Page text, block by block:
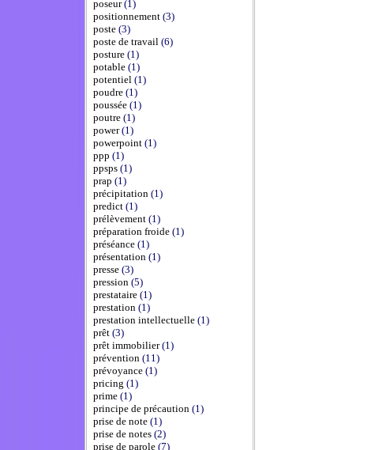
poseur(1)
positionnement (3)
poste (3)
poste de travail (6)
posture (1)
potable (1)
potentiel (1)
poudre (1)
poussée (1)
poutre (1)
power(1)
powerpoint (1)
ppp (1)
ppsps (1)
prap (1)
précipitation (1)
predict (1)
prélèvement (1)
préparation froide (1)
préséance (1)
présentation (1)
presse (3)
pression (5)
prestataire (1)
prestation (1)
prestation intellectuelle (1)
prêt (3)
prêt immobilier(1)
prévention (11)
prévoyance (1)
pricing (1)
prime (1)
principe de précaution (1)
prise de note (1)
prise de notes (2)
prise de parole (7)